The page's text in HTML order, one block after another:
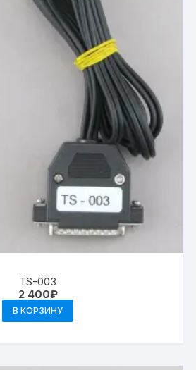
TS-003
2 400₽
В КОРЗИНУ